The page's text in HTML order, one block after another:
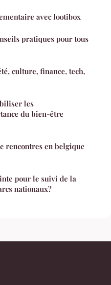
avec lootibox
pratiques pour tous
culture, finance, tech,
les
du bien-être
rencontres en belgique
pour le suivi de la
nationaux?